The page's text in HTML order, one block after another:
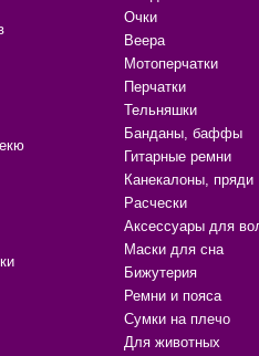
Очки
Веера
Мотоперчатки
Перчатки
Тельняшки
Банданы, баффы
Гитарные ремни
Канекалоны, пряди
Расчески
Аксессуары для
Маски для сна
Бижутерия
Ремни и пояса
Сумки на плечо
Для животных